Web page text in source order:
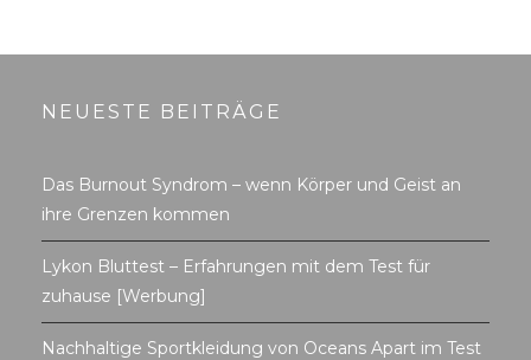
NEUESTE BEITRÄGE
Das Burnout Syndrom – wenn Körper und Geist an
ihre Grenzen kommen
Lykon Bluttest – Erfahrungen mit dem Test für
zuhause [Werbung]
Nachhaltige Sportkleidung von Oceans Apart im Test